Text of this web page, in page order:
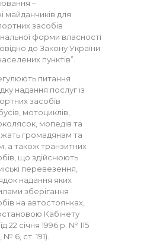
–
майданчиків для
засобів
форми власності
до Закону України
пунктів”.
питання
надання послуг із
засобів
мотоциклів,
мопедів та
громадянам та
а також транзитних
що здійснюють
перевезення,
надання яких
зберігання
на автостоянках,
Кабінету
22 січня 1996 р. № 115
6, ст. 191).